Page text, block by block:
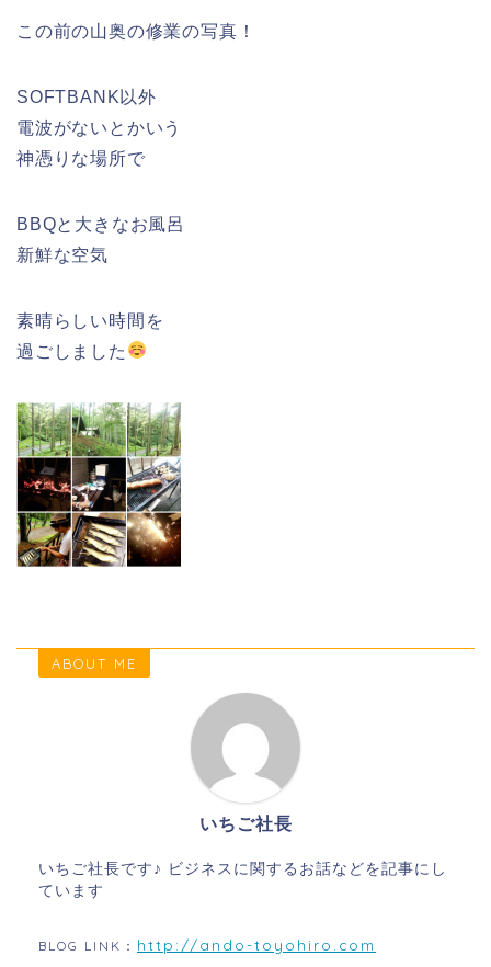
この前の山奥の修業の写真！
SOFTBANK以外
電波がないとかいう
神憑りな場所で
BBQと大きなお風呂
新鮮な空気
素晴らしい時間を
過ごしました
ABOUT ME
いちご社長
いちご社長です♪ ビジネスに関するお話などを記事にし
ています
BLOG LINK： http://ando-toyohiro.com